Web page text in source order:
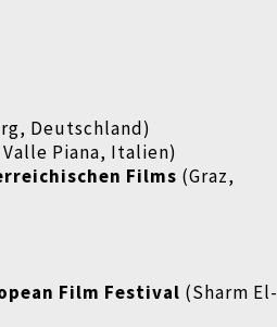
Deutschland)
Piana, Italien)
Films (Graz,
Film Festival (Sharm El-